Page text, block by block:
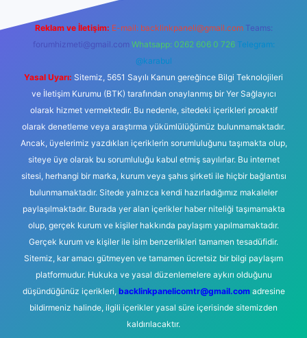
Reklam ve İletişim: E-mail: backlinkpaneli@gmail.com Teams:
forumhizmeti@gmail.com Whatsapp: 0262 606 0 726 Telegram:
@karabul
Yasal Uyarı: Sitemiz, 5651 Sayılı Kanun gereğince Bilgi Teknolojileri
ve İletişim Kurumu (BTK) tarafından onaylanmış bir Yer Sağlayıcı
olarak hizmet vermektedir. Bu nedenle, sitedeki içerikleri proaktif
olarak denetleme veya araştırma yükümlülüğümüz bulunmamaktadır.
Ancak, üyelerimiz yazdıkları içeriklerin sorumluluğunu taşımakta olup,
siteye üye olarak bu sorumluluğu kabul etmiş sayılırlar. Bu internet
sitesi, herhangi bir marka, kurum veya şahıs şirketi ile hiçbir bağlantısı
bulunmamaktadır. Sitede yalnızca kendi hazırladığımız makaleler
paylaşılmaktadır. Burada yer alan içerikler haber niteliği taşımamakta
olup, gerçek kurum ve kişiler hakkında paylaşım yapılmamaktadır.
Gerçek kurum ve kişiler ile isim benzerlikleri tamamen tesadüfidir.
Sitemiz, kar amacı gütmeyen ve tamamen ücretsiz bir bilgi paylaşım
platformudur. Hukuka ve yasal düzenlemelere aykırı olduğunu
düşündüğünüz içerikleri, backlinkpanelicomtr@gmail.comadresine
bildirmeniz halinde, ilgili içerikler yasal süre içerisinde sitemizden
kaldırılacaktır.